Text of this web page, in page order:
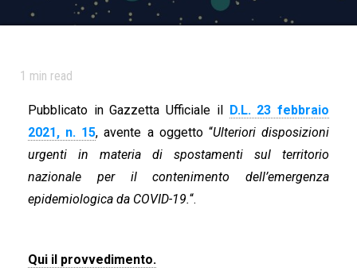
1 min read
Pubblicato in Gazzetta Ufficiale il D.L. 23 febbraio
2021, n. 15, avente a oggetto “Ulteriori disposizioni
urgenti in materia di spostamenti sul territorio
nazionale per il contenimento dell’emergenza
epidemiologica da COVID-19.“.
Qui il provvedimento.